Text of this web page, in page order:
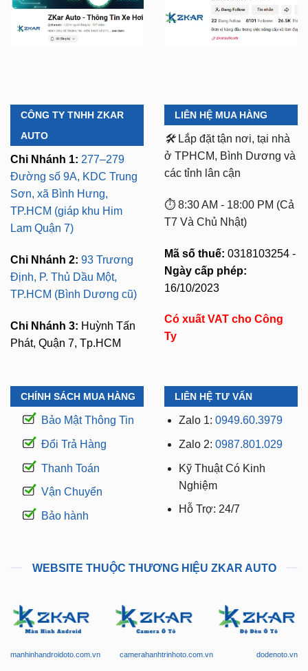
CÔNG TY TNHH ZKAR
AUTO
Chi Nhánh 1: 277–279
Đường số 9A, KDC Trung
Sơn, xã Bình Hưng,
TP.HCM (giáp khu Him
Lam Quận 7)
Chi Nhánh 2: 93 Trương
Định, P. Thủ Dầu Một,
TP.HCM (Bình Dương cũ)
Chi Nhánh 3: Huỳnh Tấn
Phát, Quận 7, Tp.HCM
LIÊN HỆ MUA HÀNG
🛠️ Lắp đặt tận nơi, tại nhà
ở TPHCM, Bình Dương và
các tỉnh lân cận
⏱️ 8:30 AM - 18:00 PM (Cả
T7 Và Chủ Nhật)
Mã số thuế: 0318103254 -
Ngày cấp phép:
16/10/2023
Có xuất VAT cho Công
Ty
CHÍNH SÁCH MUA HÀNG
Bảo Mật Thông Tin
Đổi Trả Hàng
Thanh Toán
Vận Chuyển
Bảo hành
LIÊN HỆ TƯ VẤN
Zalo 1: 0949.60.3979
Zalo 2: 0987.801.029
Kỹ Thuật Có Kinh
Nghiệm
Hỗ Trợ: 24/7
WEBSITE THUỘC THƯƠNG HIỆU ZKAR AUTO
manhinhandroidoto.com.vn camerahanhtrinhoto.com.vn dodenoto.vn